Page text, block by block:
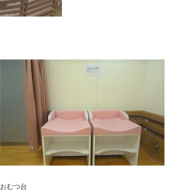
おむつ台